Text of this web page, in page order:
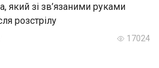
який зі зв’язаними руками
розстрілу
17024